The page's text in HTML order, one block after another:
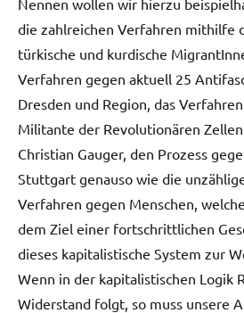
die zahlreichen Verfahren mithilfe
türkische und kurdische
Verfahren gegen aktuell 25
Dresden und Region, das
Militante der Revolutionären
Christian Gauger, den Prozess
Stuttgart genauso wie die
Verfahren gegen Menschen,
dem Ziel einer fortschrittlichen
dieses kapitalistische System zur
Wenn in der kapitalistischen Logik
Widerstand folgt, so muss unsere